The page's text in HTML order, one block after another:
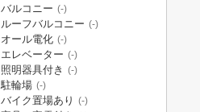
バルコニー (-)
ルーフバルコニー (-)
オール電化 (-)
エレベーター (-)
照明器具付き (-)
駐輪場 (-)
バイク置場あり (-)